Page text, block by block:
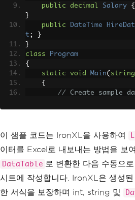
public
decimal Salary {
}
public
DateTime
t ;
}
}
class
Program
{
static
void Main( string
{
// Create sample
Employee
e
= "Alice Johnson",
ineering",
000, HireDate = new
15)
},
이 샘플 코드는 IronXL을 사용하여
이터를 Excel로 내보내는 방법을 보
DataTable 로 변환한 다음 수동으
시트에 작성합니다. IronXL은 생성
한 서식을 보장하며 int, string 및